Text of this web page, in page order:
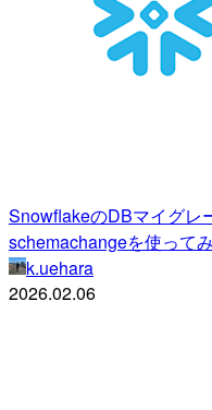
SnowflakeのDBマイグレ
schemachangeを使って
k.uehara
2026.02.06